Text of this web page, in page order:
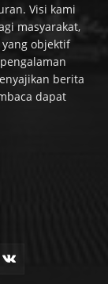
Visi kami
masyarakat,
objektif
berita
dapat